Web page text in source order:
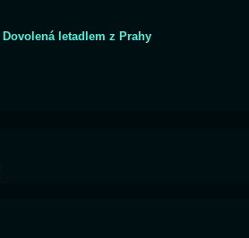
Dovolená letadlem z Prahy